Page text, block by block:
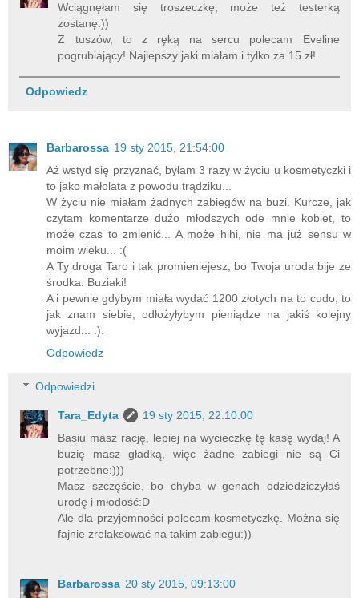
Wciągnęłam się troszeczkę, może też testerką
zostanę:))
Z tuszów, to z ręką na sercu polecam Eveline
pogrubiający! Najlepszy jaki miałam i tylko za 15 zł!
Odpowiedz
Barbarossa 19 sty 2015, 21:54:00
Aż wstyd się przyznać, byłam 3 razy w życiu u kosmetyczki i
to jako małolata z powodu trądziku...
W życiu nie miałam żadnych zabiegów na buzi. Kurcze, jak
czytam komentarze dużo młodszych ode mnie kobiet, to
może czas to zmienić... A może hihi, nie ma już sensu w
moim wieku... :(
A Ty droga Taro i tak promieniejesz, bo Twoja uroda bije ze
środka. Buziaki!
A i pewnie gdybym miała wydać 1200 złotych na to cudo, to
jak znam siebie, odłożyłybym pieniądze na jakiś kolejny
wyjazd... :).
Odpowiedz
Odpowiedzi
Tara_Edyta
19 sty 2015, 22:10:00
Basiu masz rację, lepiej na wycieczkę tę kasę wydaj! A
buzię masz gładką, więc żadne zabiegi nie są Ci
potrzebne:)))
Masz szczęście, bo chyba w genach odziedziczyłaś
urodę i młodość:D
Ale dla przyjemności polecam kosmetyczkę. Można się
fajnie zrelaksować na takim zabiegu:))
Barbarossa 20 sty 2015, 09:13:00